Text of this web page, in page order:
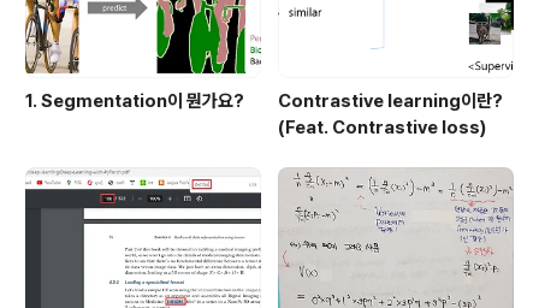
1. Segmentation이 뭔가요?
Contrastive learning이란?
(Feat. Contrastive loss)